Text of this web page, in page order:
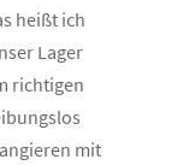
heißt ich
Lager
richtigen
mit